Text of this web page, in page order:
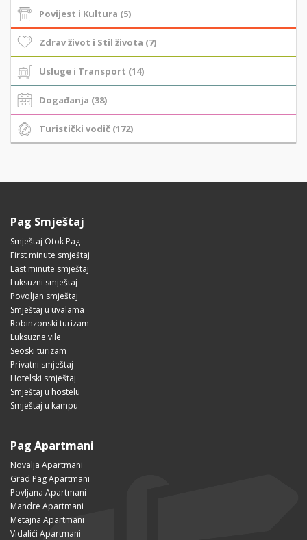
Povijest i Kultura (5)
Zdrav život i Stil života (7)
Usluge i Transport (14)
Događanja (38)
Turistički vodič (172)
Pag Smještaj
Smještaj Otok Pag
First minute smještaj
Last minute smještaj
Luksuzni smještaj
Povoljan smještaj
Smještaj u uvalama
Robinzonski turizam
Luksuzne vile
Seoski turizam
Privatni smještaj
Hotelski smještaj
Smještaj u hostelu
Smještaj u kampu
Pag Apartmani
Novalja Apartmani
Grad Pag Apartmani
Povljana Apartmani
Mandre Apartmani
Metajna Apartmani
Vidalići Apartmani